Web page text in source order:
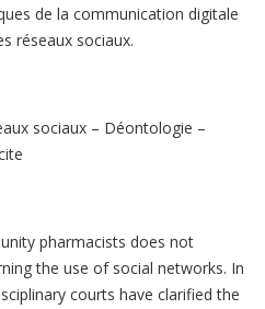
de la communication digitale
réseaux sociaux.
sociaux – Déontologie –
pharmacists does not
the use of social networks. In
courts have clarified the